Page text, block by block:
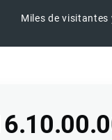
Miles de visitantes